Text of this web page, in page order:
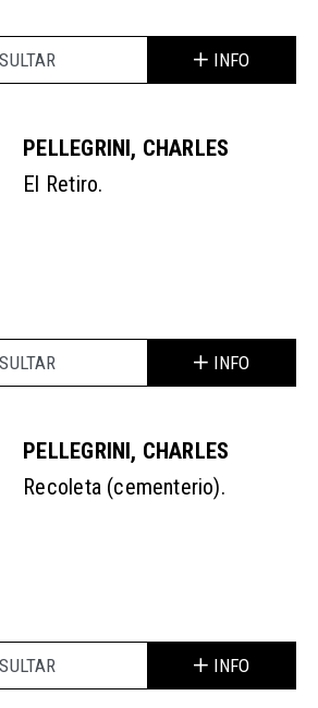
INFO
PELLEGRINI, CHARLES
El Retiro.
INFO
PELLEGRINI, CHARLES
Recoleta (cementerio).
INFO